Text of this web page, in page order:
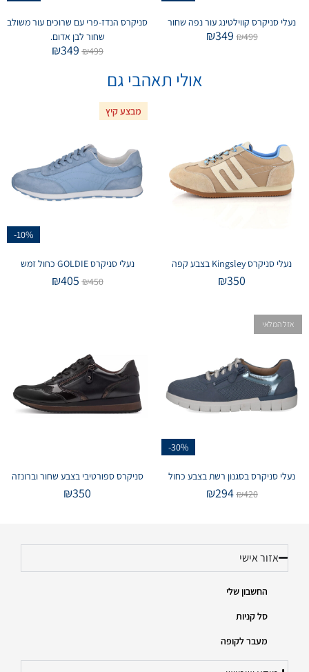
נעלי סניקרס קווילטינג עור נפה שחור
₪499
₪349
סניקרס הנדז-פרי עם שרוכים עור משולב
שחור לבן אדום.
₪499
₪349
אולי תאהבי גם
נעלי סניקרס Kingsley בצבע קפה
₪350
מבצע קיץ
-10%
נעלי סניקרס GOLDIE כחול זמש
₪450
₪405
-30%
אזל המלאי
נעלי סניקרס בסגנון רשת בצבע כחול
₪420
₪294
סניקרס ספורטיבי בצבע שחור וברונזה
₪350
אזור אישי
החשבון שלי
סל קניות
מעבר לקופה